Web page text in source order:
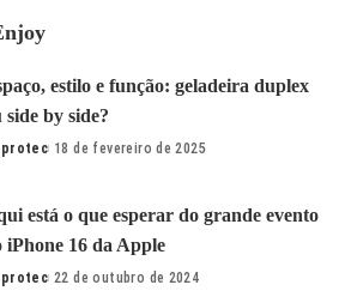
estilo e função: geladeira duplex
side by side?
protec 18 de fevereiro de 2025
está o que esperar do grande evento
iPhone 16 da Apple
protec 22 de outubro de 2024